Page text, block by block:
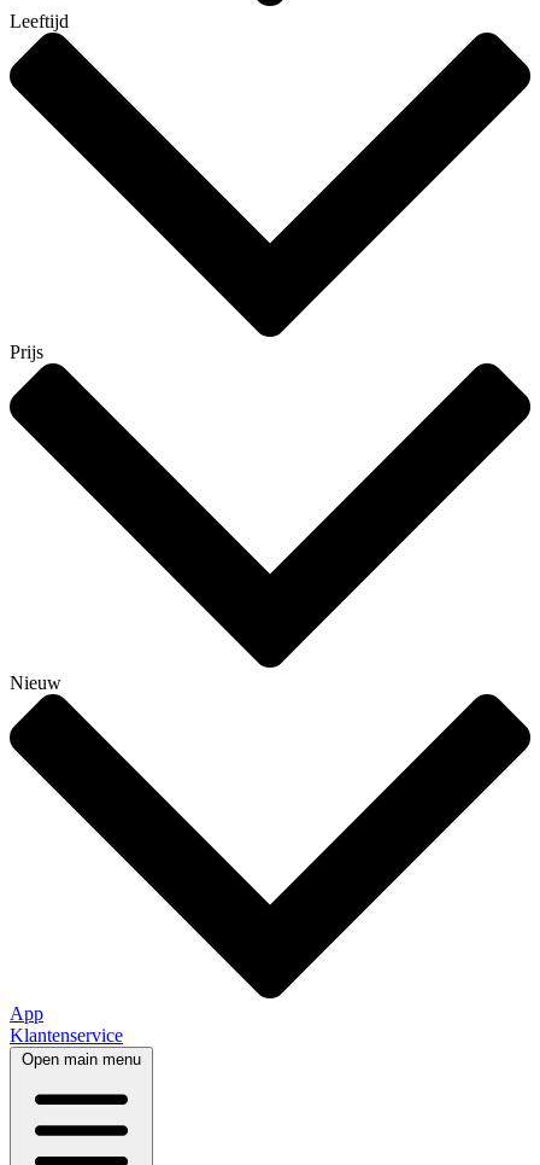
Leeftijd
Prijs
Nieuw
App
Klantenservice
Open main menu